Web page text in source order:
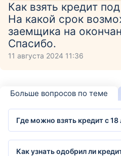
Как взять кредит
На какой срок
заемщика на
Спасибо.
11 августа 2024 11:36
Больше вопросов по теме
Где можно взять кредит с 18
Как узнать одобрил ли